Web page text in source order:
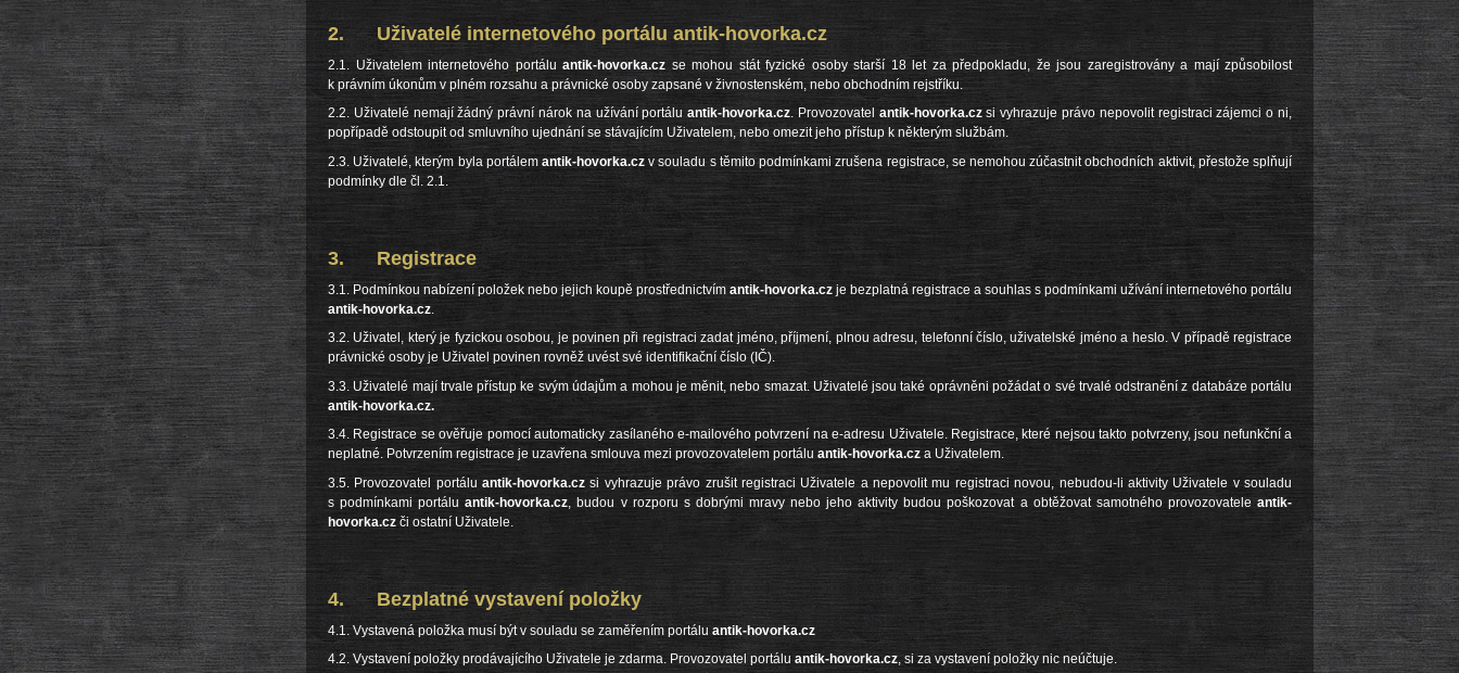
2. Uživatelé internetového portálu antik-hovorka.cz
2.1. Uživatelem internetového portálu antik-hovorka.cz se mohou stát fyzické osoby starší 18 let za předpokladu, že jsou zaregistrovány a mají způsobilost
k právním úkonům v plném rozsahu a právnické osoby zapsané v živnostenském, nebo obchodním rejstříku.
2.2. Uživatelé nemají žádný právní nárok na užívání portáluantik-hovorka.cz. Provozovatel antik-hovorka.czsi vyhrazuje právo nepovolit registraci zájemci o ni,
popřípadě odstoupit od smluvního ujednání se stávajícím Uživatelem, nebo omezit jeho přístup k některým službám.
2.3. Uživatelé, kterým byla portálemantik-hovorka.cz v souladu s těmito podmínkami zrušena registrace, se nemohou zúčastnit obchodních aktivit, přestože splňují
podmínky dle čl. 2.1.
3. Registrace
3.1. Podmínkou nabízení položek nebo jejich koupě prostřednictvím antik-hovorka.cz je bezplatná registrace a souhlas s podmínkami užívání internetového portálu
antik-hovorka.cz.
3.2. Uživatel, který je fyzickou osobou, je povinen při registraci zadat jméno, příjmení, plnou adresu, telefonní číslo, uživatelské jméno a heslo. V případě registrace
právnické osoby je Uživatel povinen rovněž uvést své identifikační číslo (IČ).
3.3. Uživatelé mají trvale přístup ke svým údajům a mohou je měnit, nebo smazat. Uživatelé jsou také oprávněni požádat o své trvalé odstranění z databáze portálu
antik-hovorka.cz.
3.4. Registrace se ověřuje pomocí automaticky zasílaného e-mailového potvrzení na e-adresu Uživatele. Registrace, které nejsou takto potvrzeny, jsou nefunkční a
neplatné. Potvrzením registrace je uzavřena smlouva mezi provozovatelem portálu antik-hovorka.cz a Uživatelem.
3.5. Provozovatel portáluantik-hovorka.cz si vyhrazuje právo zrušit registraci Uživatele a nepovolit mu registraci novou, nebudou-li aktivity Uživatele v souladu
s podmínkami portáluantik-hovorka.cz , budou v rozporu s dobrými mravy nebo jeho aktivity budou poškozovat a obtěžovat samotného provozovateleantik-
hovorka.cz či ostatní Uživatele.
4. Bezplatné vystavení položky
4.1. Vystavená položka musí být v souladu se zaměřením portálu antik-hovorka.cz
4.2. Vystavení položky prodávajícího Uživatele je zdarma. Provozovatel portálu antik-hovorka.cz, si za vystavení položky nic neúčtuje.